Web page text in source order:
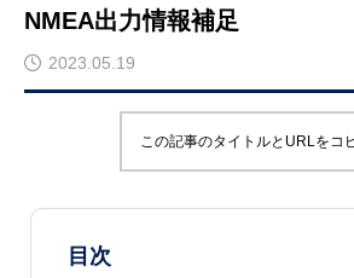
NMEA出力情報補足
2023.05.19
この記事のタイトルとURLをコ
目次